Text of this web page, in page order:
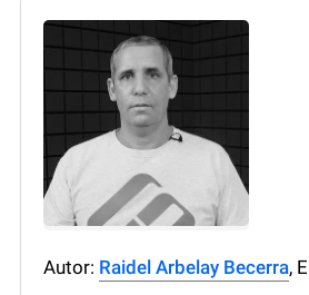
Autor: Raidel Arbelay Becerra,